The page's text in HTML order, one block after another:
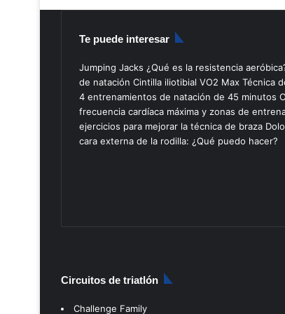
Te puede interesar
Jumping Jacks ¿Qué es la resistencia
de natación Cintilla iliotibial VO2 Max Técnica
4 entrenamientos de natación de 45 minutos
frecuencia cardíaca máxima y zonas de
ejercicios para mejorar la técnica de braza
cara externa de la rodilla: ¿Qué puedo hacer?
Circuitos de triatlón
Challenge Family